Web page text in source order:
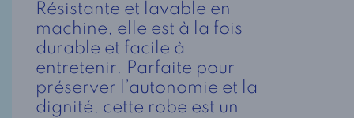
Résistante et lavable en
machine, elle est à la fois
durable et facile à
entretenir. Parfaite pour
préserver l’autonomie et la
dignité, cette robe est un